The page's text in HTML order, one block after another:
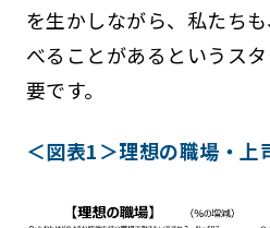
を生かしながら、私たち
べることがあるというス
要です。
＜図表1＞理想の職場・上